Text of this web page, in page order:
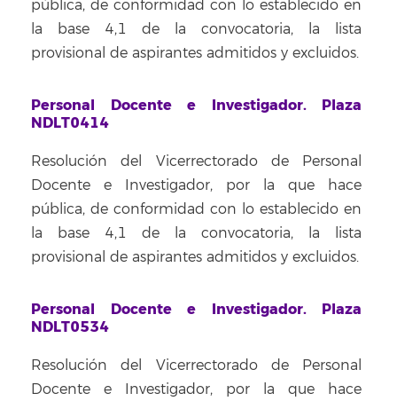
pública, de conformidad con lo establecido en
la base 4,1 de la convocatoria, la lista
provisional de aspirantes admitidos y excluidos.
Personal Docente e Investigador. Plaza
NDLT0414
Resolución del Vicerrectorado de Personal
Docente e Investigador, por la que hace
pública, de conformidad con lo establecido en
la base 4,1 de la convocatoria, la lista
provisional de aspirantes admitidos y excluidos.
Personal Docente e Investigador. Plaza
NDLT0534
Resolución del Vicerrectorado de Personal
Docente e Investigador, por la que hace